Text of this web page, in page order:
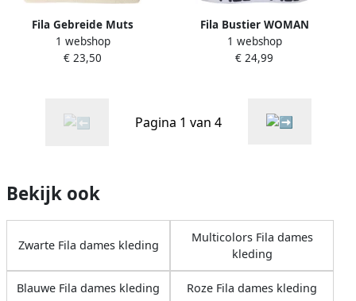
Fila Gebreide Muts
Authentiek Geborduurd
White Unisex
1 webshop
€ 23,50
Fila Bustier WOMAN
BUSTIER zonder vulling en
zonder beugel
1 webshop
€ 24,99
Pagina 1 van 4
Bekijk ook
Zwarte Fila dames kleding
Multicolors Fila dames
kleding
Blauwe Fila dames kleding Roze Fila dames kleding